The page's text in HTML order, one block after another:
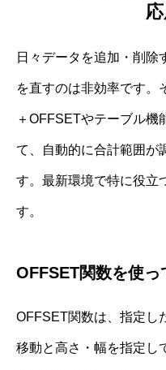
日々データを追加・削除
を直すのは非効率です。
＋OFFSETやテーブル機
て、自動的に合計範囲が
す。最新環境で特に役立
す。
OFFSET関数を使
OFFSET関数は、指定し
移動と高さ・幅を指定し